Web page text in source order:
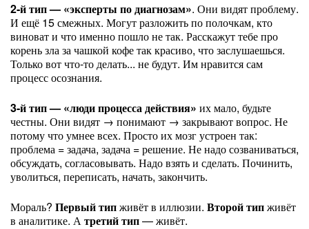
2-й тип — «эксперты по диагнозам». Они видят проблему.
И ещё 15 смежных. Могут разложить по полочкам, кто
виноват и что именно пошло не так. Расскажут тебе про
корень зла за чашкой кофе так красиво, что заслушаешься.
Только вот что-то делать... не будут. Им нравится сам
процесс осознания.
3-й тип — «люди процесса действия» их мало, будьте
честны. Они видят → понимают → закрывают вопрос. Не
потому что умнее всех. Просто их мозг устроен так:
проблема = задача, задача = решение. Не надо созваниваться,
обсуждать, согласовывать. Надо взять и сделать. Починить,
уволиться, переписать, начать, закончить.
Мораль? Первый типживёт в иллюзии. Второй типживёт
в аналитике. Атретий тип— живёт.